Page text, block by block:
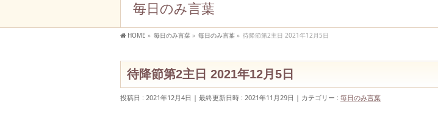
毎日のみ言葉
HOME » 毎日のみ言葉 » 毎日のみ言葉 » 待降節第2主日 2021年12月5日
待降節第2主日 2021年12月5日
投稿日 : 2021年12月4日 最終更新日時 : 2021年11月29日 カテゴリー : 毎日のみ言葉